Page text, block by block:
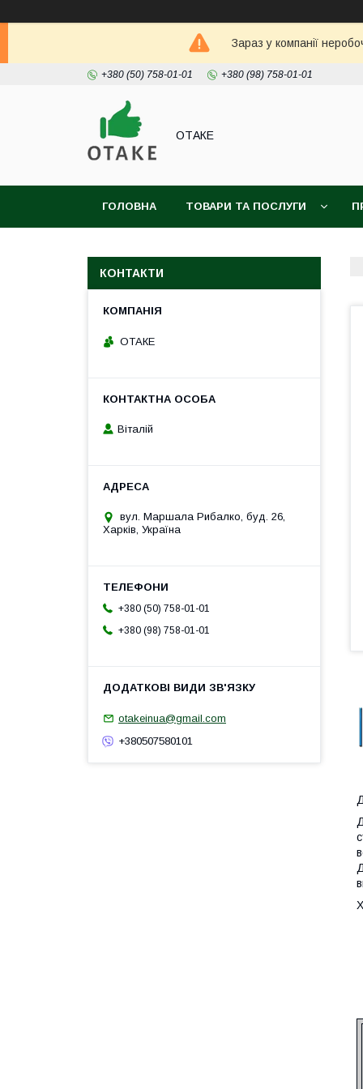
Зараз у компанії
+380 (50) 758-01-01 +380 (98) 758-01-01
ОТАКЕ
ГОЛОВНА ТОВАРИ ТА ПОСЛУГИ
КОНТАКТИ
ОТАКЕ
Віталій
вул. Маршала Рибалко, буд. 26,
Харків, Україна
+380 (50) 758-01-01
+380 (98) 758-01-01
otakeinua@gmail.com
+380507580101